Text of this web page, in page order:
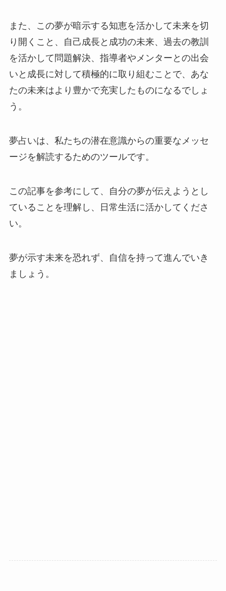
また、この夢が暗示する知恵を活かして未来を切
り開くこと、自己成長と成功の未来、過去の教訓
を活かして問題解決、指導者やメンターとの出会
いと成長に対して積極的に取り組むことで、あな
たの未来はより豊かで充実したものになるでしょ
う。
夢占いは、私たちの潜在意識からの重要なメッセ
ージを解読するためのツールです。
この記事を参考にして、自分の夢が伝えようとし
ていることを理解し、日常生活に活かしてくださ
い。
夢が示す未来を恐れず、自信を持って進んでいき
ましょう。